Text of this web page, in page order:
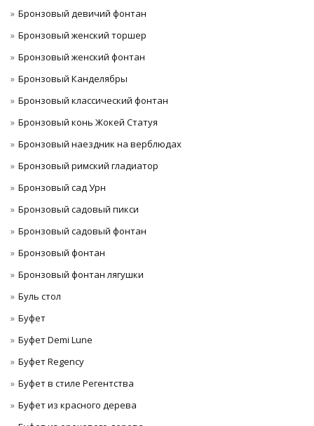
Бронзовый девичий фонтан
Бронзовый женский торшер
Бронзовый женский фонтан
Бронзовый Канделябры
Бронзовый классический фонтан
Бронзовый конь Жокей Статуя
Бронзовый наездник на верблюдах
Бронзовый римский гладиатор
Бронзовый сад Урн
Бронзовый садовый пикси
Бронзовый садовый фонтан
Бронзовый фонтан
Бронзовый фонтан лягушки
Буль стол
Буфет
Буфет Demi Lune
Буфет Regency
Буфет в стиле Регентства
Буфет из красного дерева